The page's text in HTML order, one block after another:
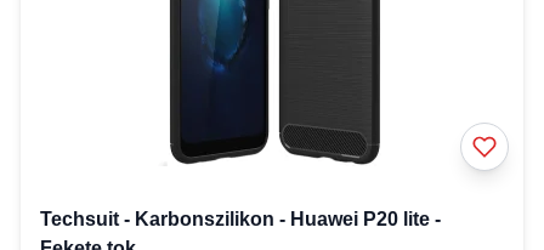
Techsuit - Karbonszilikon - Huawei P20 lite -